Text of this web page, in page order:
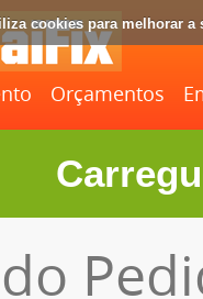
cookies para melhorar a
Orçamentos